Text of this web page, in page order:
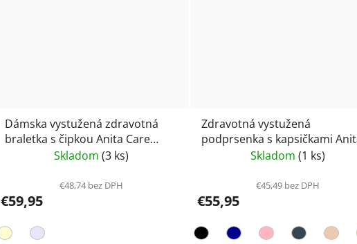
Dámska vystužená zdravotná
braletka s čipkou Anita Care
Lotta lace 5789X
Skladom (3 ks)
€48,74 bez DPH
€59,95
Zdravotná vystužená
podprsenka s kapsičkami
Care Lotta 5769X
Skladom(1 ks)
€45,49 bez DPH
€55,95